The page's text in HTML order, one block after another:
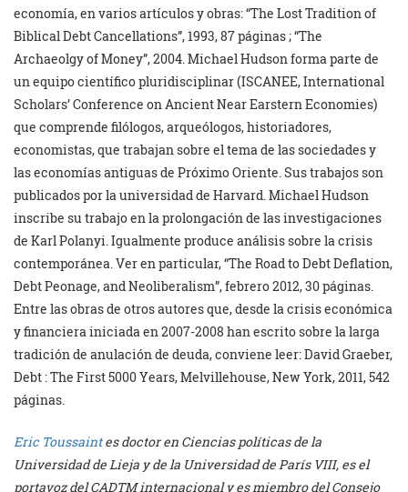
economía, en varios artículos y obras: “The Lost Tradition of
Biblical Debt Cancellations”, 1993, 87 páginas ; “The
Archaeolgy of Money”, 2004. Michael Hudson forma parte de
un equipo científico pluridisciplinar (ISCANEE, International
Scholars’ Conference on Ancient Near Earstern Economies)
que comprende filólogos, arqueólogos, historiadores,
economistas, que trabajan sobre el tema de las sociedades y
las economías antiguas de Próximo Oriente. Sus trabajos son
publicados por la universidad de Harvard. Michael Hudson
inscribe su trabajo en la prolongación de las investigaciones
de Karl Polanyi. Igualmente produce análisis sobre la crisis
contemporánea. Ver en particular, “The Road to Debt Deflation,
Debt Peonage, and Neoliberalism”, febrero 2012, 30 páginas.
Entre las obras de otros autores que, desde la crisis económica
y financiera iniciada en 2007-2008 han escrito sobre la larga
tradición de anulación de deuda, conviene leer: David Graeber,
Debt : The First 5000 Years, Melvillehouse, New York, 2011, 542
páginas.
Eric Toussaintes doctor en Ciencias políticas de la
Universidad de Lieja y de la Universidad de París VIII, es el
portavoz del CADTM internacional y es miembro del Consejo